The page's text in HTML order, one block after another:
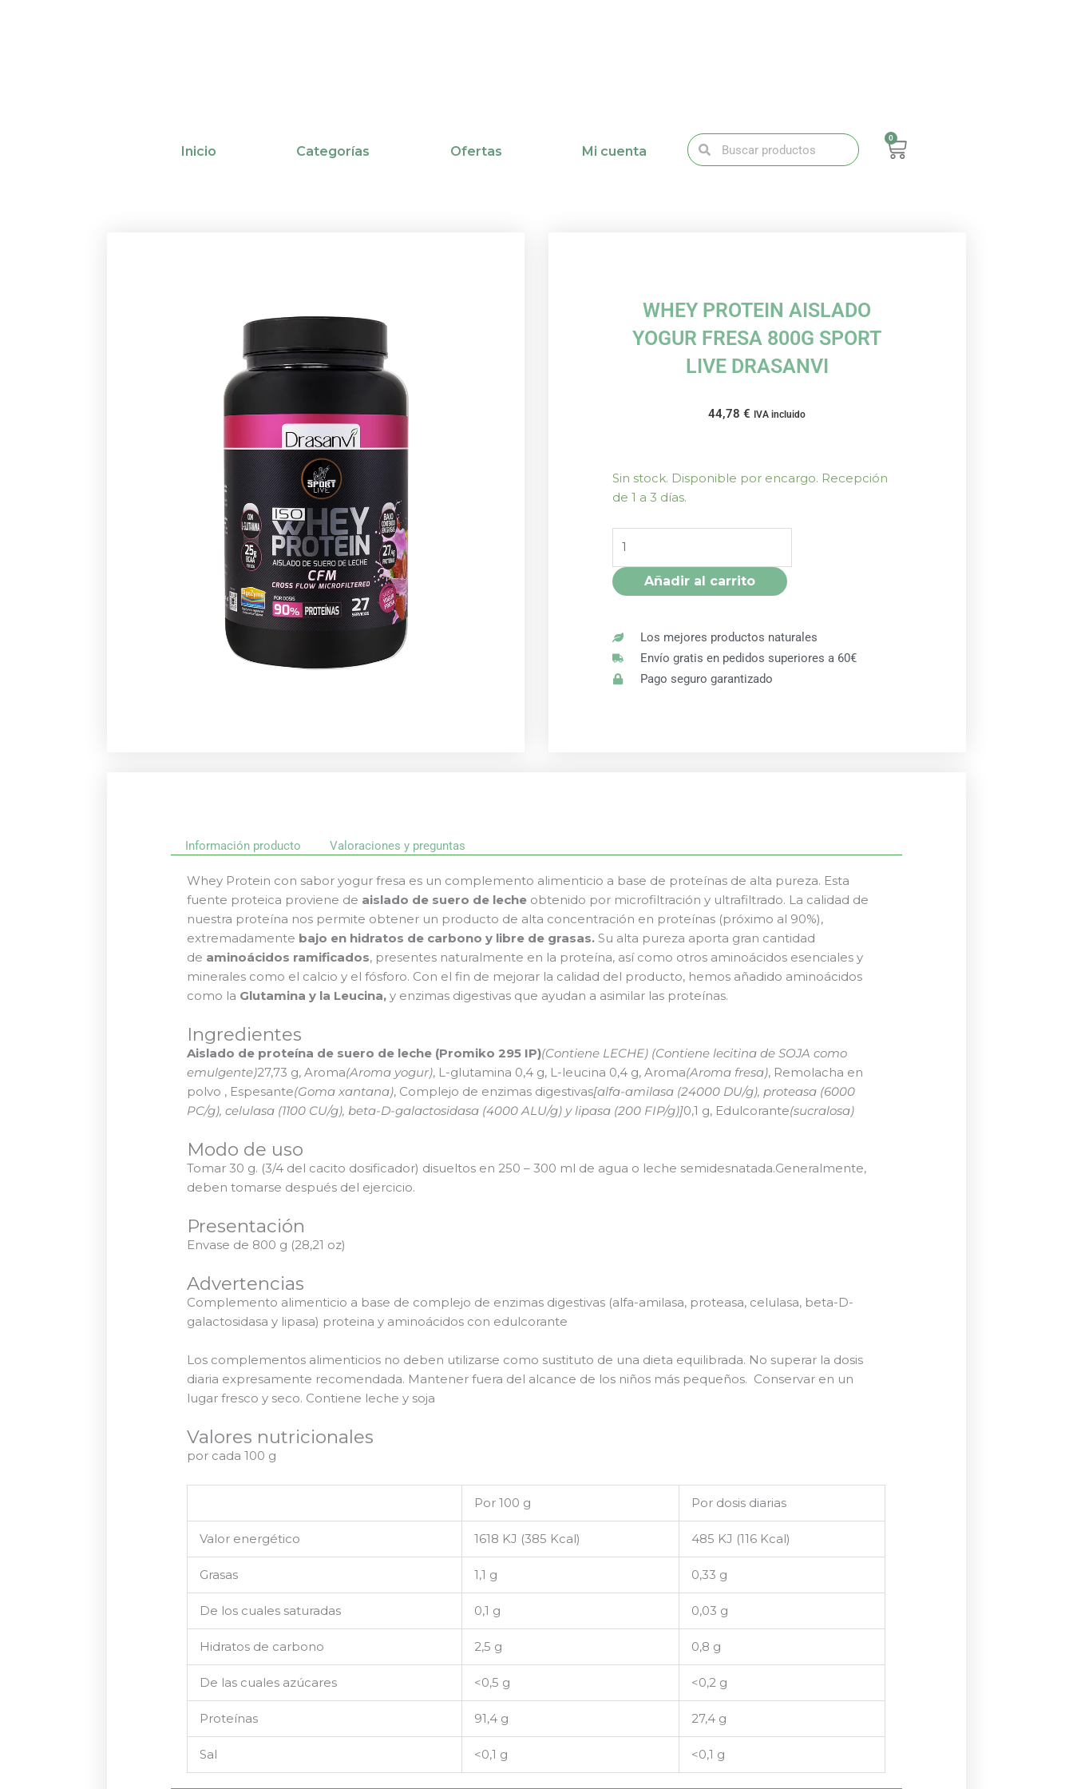
Inicio Categorías Ofertas Mi cuenta
BuscarBuscar 0
Carrito
WHEY PROTEIN AISLADO
YOGUR FRESA 800G SPORT
LIVE DRASANVI
44,78€ IVA incluido
Sin stock. Disponible por encargo. Recepción
de 1 a 3 días.
WHEY
PROTEIN
FRESA
800G
SPORT
DRASANVI
cantidad
Añadir al carrito
Los mejores productos naturales
Envío gratis en pedidos superiores a 60€
Pago seguro garantizado
Información producto Valoraciones y preguntas
Whey Protein con sabor yogur fresa es un complemento alimenticio a base de proteínas de alta pureza. Esta
fuente proteica proviene de aislado de suero de leche obtenido por microfiltración y ultrafiltrado. La calidad de
nuestra proteína nos permite obtener un producto de alta concentración en proteínas (próximo al 90%),
extremadamente bajo en hidratos de carbono y libre de grasas.Su alta pureza aporta gran cantidad
de aminoácidos ramificados, presentes naturalmente en la proteína, así como otros aminoácidos esenciales y
minerales como el calcio y el fósforo. Con el fin de mejorar la calidad del producto, hemos añadido aminoácidos
como la Glutamina y la Leucina, y enzimas digestivas que ayudan a asimilar las proteínas.
Ingredientes
Aislado de proteína de suero de leche (Promiko 295 IP)(Contiene LECHE) (Contiene lecitina de SOJA como
emulgente)27,73 g, Aroma(Aroma yogur), L-glutamina 0,4 g, L-leucina 0,4 g, Aroma(Aroma fresa), Remolacha en
polvo , Espesante(Goma xantana), Complejo de enzimas digestivas[alfa-amilasa (24000 DU/g), proteasa (6000
PC/g), celulasa (1100 CU/g), beta-D-galactosidasa (4000 ALU/g) y lipasa (200 FIP/g)]0,1 g, Edulcorante(sucralosa)
Modo de uso
Tomar 30 g. (3/4 del cacito dosificador) disueltos en 250 – 300 ml de agua o leche semidesnatada.Generalmente,
deben tomarse después del ejercicio.
Presentación
Envase de 800 g (28,21 oz)
Advertencias
Complemento alimenticio a base de complejo de enzimas digestivas (alfa-amilasa, proteasa, celulasa, beta-D-
galactosidasa y lipasa) proteina y aminoácidos con edulcorante
Los complementos alimenticios no deben utilizarse como sustituto de una dieta equilibrada. No superar la dosis
diaria expresamente recomendada. Mantener fuera del alcance de los niños más pequeños. Conservar en un
lugar fresco y seco. Contiene leche y soja
Valores nutricionales
por cada 100 g
Por 100 g Por dosis diarias
Valor energético 1618 KJ (385 Kcal) 485 KJ (116 Kcal)
Grasas 1,1 g 0,33 g
De los cuales saturadas 0,1 g 0,03 g
Hidratos de carbono 2,5 g 0,8 g
De las cuales azúcares <0,5 g <0,2 g
Proteínas 91,4 g 27,4 g
Sal <0,1 g <0,1 g